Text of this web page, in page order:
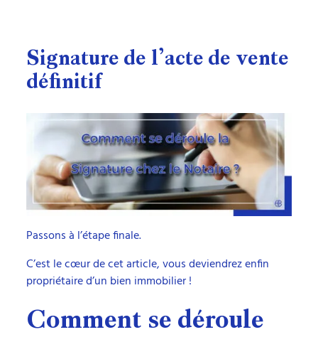
Signature de l’acte de vente
définitif
Passons à l’étape finale.
C’est le cœur de cet article, vous deviendrez enfin
propriétaire d’un bien immobilier !
Comment se déroule